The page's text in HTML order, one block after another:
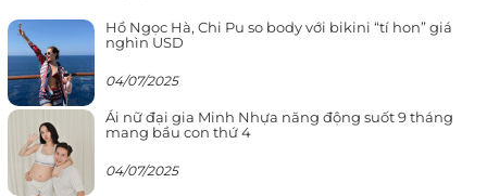
Hồ Ngọc Hà, Chi Pu so body với bikini “tí hon” giá
nghìn USD
04/07/2025
Ái nữ đại gia Minh Nhựa năng động suốt 9 tháng
mang bầu con thứ 4
04/07/2025